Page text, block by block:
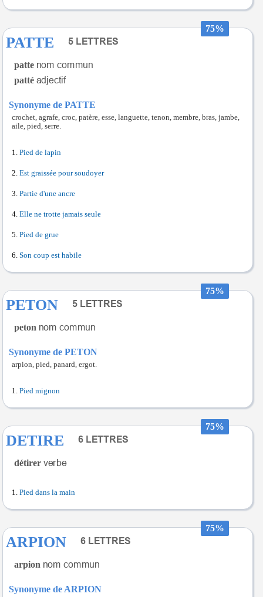
75%
PATTE
patte
patté
Synonyme de PATTE
crochet, agrafe, croc, patère, esse, languette, tenon, membre, bras, jambe,
aile, pied, serre.
Pied de lapin
Est graissée pour soudoyer
Partie d'une ancre
Elle ne trotte jamais seule
Pied de grue
Son coup est habile
75%
PETON
peton
Synonyme de PETON
arpion, pied, panard, ergot.
Pied mignon
75%
DETIRE
détirer
Pied dans la main
75%
ARPION
arpion
Synonyme de ARPION